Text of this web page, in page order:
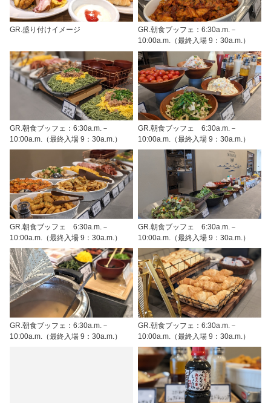
GR.盛り付けイメージ
GR.朝食ブッフェ：6:30a.m.－
10:00a.m.（最終入場 9：30a.m.）
GR.朝食ブッフェ：6:30a.m.－
10:00a.m.（最終入場 9：30a.m.）
GR.朝食ブッフェ 6:30a.m.－
10:00a.m.（最終入場 9：30a.m.）
GR.朝食ブッフェ 6:30a.m.－
10:00a.m.（最終入場 9：30a.m.）
GR.朝食ブッフェ 6:30a.m.－
10:00a.m.（最終入場 9：30a.m.）
GR.朝食ブッフェ：6:30a.m.－
10:00a.m.（最終入場 9：30a.m.）
GR.朝食ブッフェ：6:30a.m.－
10:00a.m.（最終入場 9：30a.m.）